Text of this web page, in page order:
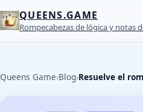
QUEENS.GAME
Rompecabezas de lógica y notas
Queens Game›Blog›Resuelve el